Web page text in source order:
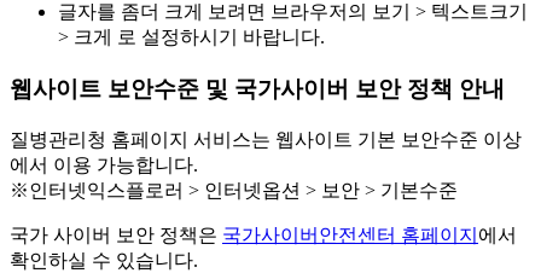
글자를 좀더 크게 보려면 브라우저의 보기 > 텍스트크기
> 크게 로 설정하시기 바랍니다.
웹사이트 보안수준 및 국가사이버 보안 정책 안내
질병관리청 홈페이지 서비스는 웹사이트 기본 보안수준 이상
에서 이용 가능합니다.
※인터넷익스플로러 > 인터넷옵션 > 보안 > 기본수준
국가 사이버 보안 정책은 국가사이버안전센터 홈페이지 에서
확인하실 수 있습니다.